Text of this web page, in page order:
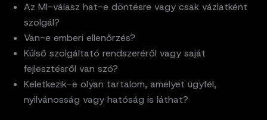
Az MI-válasz hat-e döntésre vagy csak vázlatként
szolgál?
Van-e emberi ellenőrzés?
Külső szolgáltató rendszeréről vagy saját
fejlesztésről van szó?
Keletkezik-e olyan tartalom, amelyet ügyfél,
nyilvánosság vagy hatóság is láthat?